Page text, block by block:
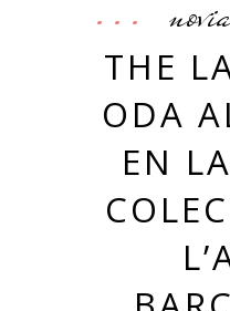
THE
ODA
EN